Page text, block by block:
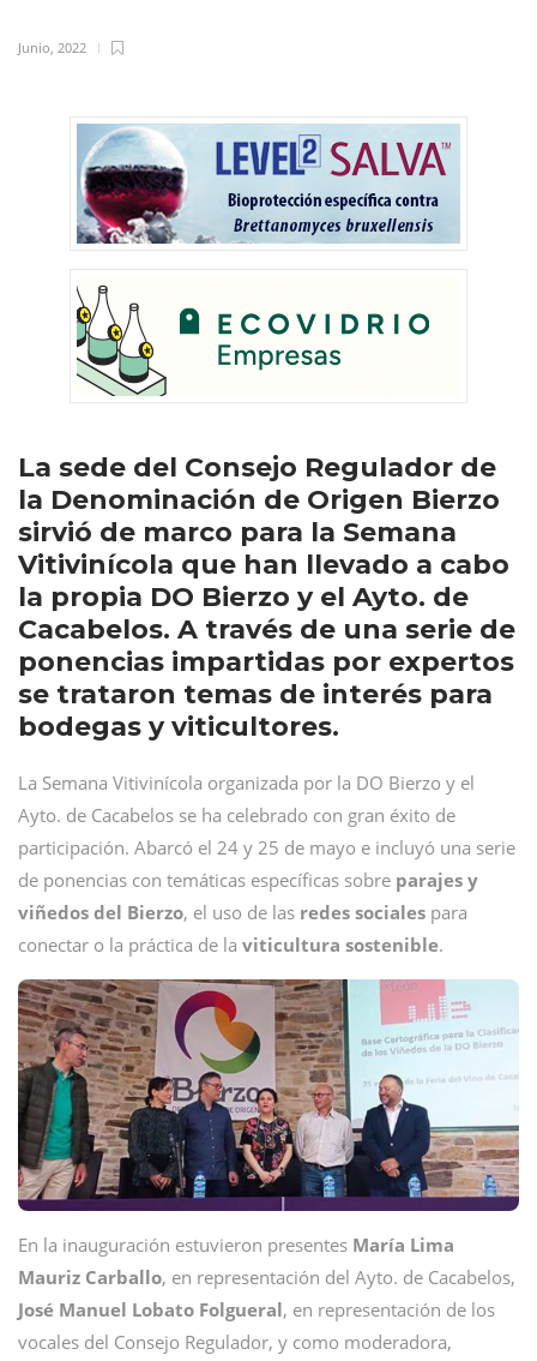
Junio, 2022
La sede del Consejo Regulador de
la Denominación de Origen Bierzo
sirvió de marco para la Semana
Vitivinícola que han llevado a cabo
la propia DO Bierzo y el Ayto. de
Cacabelos. A través de una serie de
ponencias impartidas por expertos
se trataron temas de interés para
bodegas y viticultores.
La Semana Vitivinícola organizada por la DO Bierzo y el
Ayto. de Cacabelos se ha celebrado con gran éxito de
participación. Abarcó el 24 y 25 de mayo e incluyó una serie
de ponencias con temáticas específicas sobre parajes y
viñedos del Bierzo, el uso de las redes sociales para
conectar o la práctica de la viticultura sostenible.
En la inauguración estuvieron presentes María Lima
Mauriz Carballo, en representación del Ayto. de Cacabelos,
José Manuel Lobato Folgueral, en representación de los
vocales del Consejo Regulador, y como moderadora,